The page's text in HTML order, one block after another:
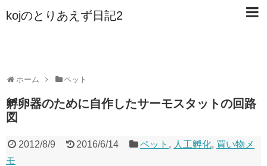
kojのとりあえず日記2
ホーム ペット
孵卵器のために自作したサーモスタットの回路
図
2012/8/9 2016/6/14 ペット , 人工孵化, 買い物メ
モ